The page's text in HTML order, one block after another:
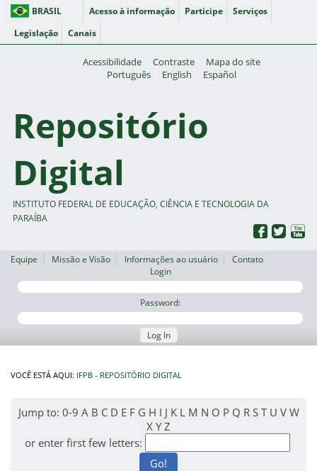
BRASIL Acesso à informação Participe
Serviços
Legislação
Canais
Acessibilidade Contraste
Mapa do site
Português
English Español
Repositório
Digital
INSTITUTO FEDERAL DE EDUCAÇÃO, CIÊNCIA E TECNOLOGIA DA
PARAÍBA
Equipe Missão e Visão Informações ao usuário
Contato
Login
Password:
Log In
VOCÊ ESTÁ AQUI: IFPB - REPOSITÓRIO DIGITAL
Jump to: 0-9 A B C D E F G H I J K L M N O P Q R S T U V W
X Y Z
or enter first few letters: